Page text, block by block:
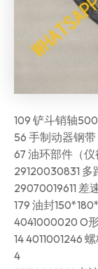
109 铲斗销轴
56 手制动器钢
67 油环部件（
29120030831
29070019611 差
179 油封
4041000020 O
14 4011001246
4